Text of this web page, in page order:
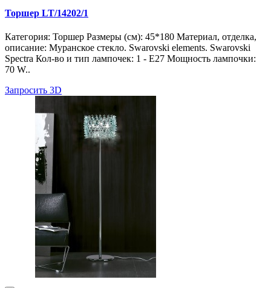
Торшер LT/14202/1
Категория: Торшер Размеры (см): 45*180 Материал, отделка,
описание: Муранское стекло. Swarovski elements. Swarovski
Spectra Кол-во и тип лампочек: 1 - E27 Мощность лампочки:
70 W..
Запросить 3D